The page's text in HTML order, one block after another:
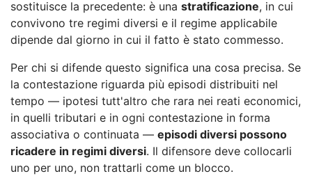
sostituisce la precedente: è una stratificazione, in cui
convivono tre regimi diversi e il regime applicabile
dipende dal giorno in cui il fatto è stato commesso.
Per chi si difende questo significa una cosa precisa. Se
la contestazione riguarda più episodi distribuiti nel
tempo — ipotesi tutt'altro che rara nei reati economici,
in quelli tributari e in ogni contestazione in forma
associativa o continuata — episodi diversi possono
ricadere in regimi diversi. Il difensore deve collocarli
uno per uno, non trattarli come un blocco.